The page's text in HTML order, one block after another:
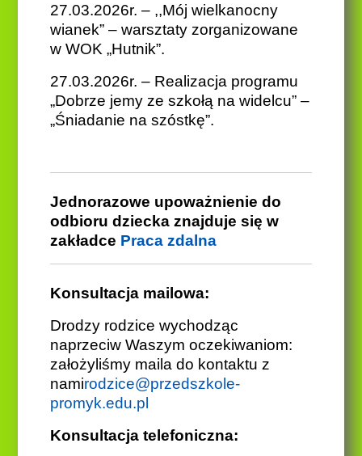
27.03.2026r. – ,,Mój wielkanocny
wianek” – warsztaty zorganizowane
w WOK „Hutnik”.
27.03.2026r. – Realizacja programu
„Dobrze jemy ze szkołą na widelcu” –
„Śniadanie na szóstkę”.
Jednorazowe upoważnienie do
odbioru dziecka znajduje się w
zakładce Praca zdalna
Konsultacja mailowa:
Drodzy rodzice wychodząc
naprzeciw Waszym oczekiwaniom:
założyliśmy maila do kontaktu z
namirodzice@przedszkole-
promyk.edu.pl
Konsultacja telefoniczna: